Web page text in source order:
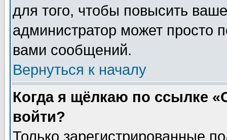
для того, чтобы повысить
администратор может просто
вами сообщений.
Вернуться к началу
Когда я щёлкаю по ссылке
войти?
Только зарегистрированные